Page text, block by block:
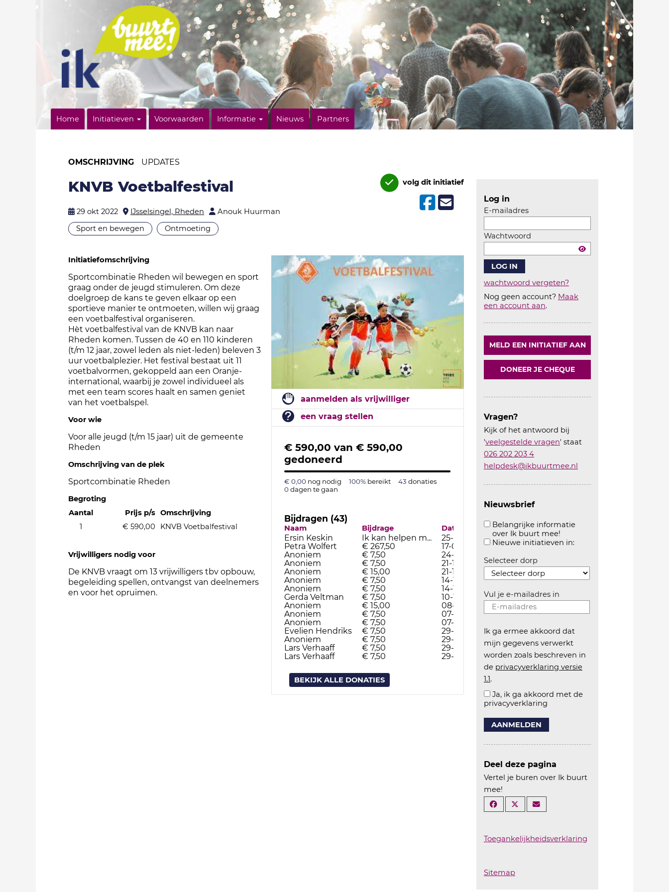
Home Initiatieven Voorwaarden Informatie Nieuws Partners
OMSCHRIJVING UPDATES
KNVB Voetbalfestival
29 okt 2022 IJsselsingel, Rheden
Anouk Huurman
Sport en bewegen
Ontmoeting
volg dit initiatief
aanmelden als vrijwilliger
een vraag stellen
€ 590,00 van € 590,00
gedoneerd
€ 0,00 nog nodig 100% bereikt 43 donaties
0dagen te gaan
Bijdragen (43)
Naam Bijdrage Datum
Ersin Keskin Ik kan helpen m...
25-09-25
Petra Wolfert
€ 267,50
17-01-22
Anoniem
€ 7,50
24-12-21
Anoniem
€ 7,50
21-12-21
Anoniem
€ 15,00
21-12-21
Anoniem
€ 7,50
14-12-21
Anoniem
€ 7,50
14-12-21
Gerda Veltman
€ 7,50
10-12-21
Anoniem
€ 15,00
08-12-21
Anoniem
€ 7,50
07-12-21
Anoniem
€ 7,50
07-12-21
Evelien Hendriks
€ 7,50
29-11-21
Anoniem
€ 7,50
29-11-21
Lars Verhaaff
€ 7,50
29-11-21
Lars Verhaaff
€ 7,50 29-11-21
BEKIJK ALLE DONATIES
Initiatiefomschrijving
Sportcombinatie Rheden wil bewegen en sport
graag onder de jeugd stimuleren. Om deze
doelgroep de kans te geven elkaar op een
sportieve manier te ontmoeten, willen wij graag
een voetbalfestival organiseren.
Hèt voetbalfestival van de KNVB kan naar
Rheden komen. Tussen de 40 en 110 kinderen
(t/m 12 jaar, zowel leden als niet-leden) beleven 3
uur voetbalplezier. Het festival bestaat uit 11
voetbalvormen, gekoppeld aan een Oranje-
international, waarbij je zowel individueel als
met een team scores haalt en samen geniet
van het voetbalspel.
Voor wie
Voor alle jeugd (t/m 15 jaar) uit de gemeente
Rheden
Omschrijving van de plek
Sportcombinatie Rheden
Begroting
Aantal
Prijs p/s Omschrijving
1
€ 590,00 KNVB Voetbalfestival
Vrijwilligers nodig voor
De KNVB vraagt om 13 vrijwilligers tbv opbouw,
begeleiding spellen, ontvangst van deelnemers
en voor het opruimen.
Log in
E-mailadres
Wachtwoord
wachtwoord vergeten?
Nog geen account? Maak
een account aan.Account
MELD EEN INITIATIEF AAN
DONEER JE CHEQUE
Vragen?
Kijk of het antwoord bij
'veelgestelde vragen' staat
026 202 203 4
helpdesk@ikbuurtmee.nl
Nieuwsbrief
Belangrijke informatie
over Ik buurt mee!
Aanvinken om belangrijke informatie over
Nieuwe initiatieven in:Aanvinken om
Selecteer dorp
Vul je e-mailadres in
Ik ga ermee akkoord dat
mijn gegevens verwerkt
worden zoals beschreven in
de privacyverklaring versie
1.1.
Ja, ik ga akkoord met de
privacyverklaring
AANMELDEN
Deel deze pagina
Vertel je buren over Ik buurt
mee!
Toegankelijkheidsverklaring
Sitemap